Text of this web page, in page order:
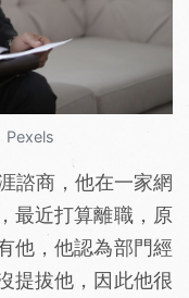
Pexels
諮商，他在一家網
最近打算離職，原
他，他認為部門經
提拔他，因此他很